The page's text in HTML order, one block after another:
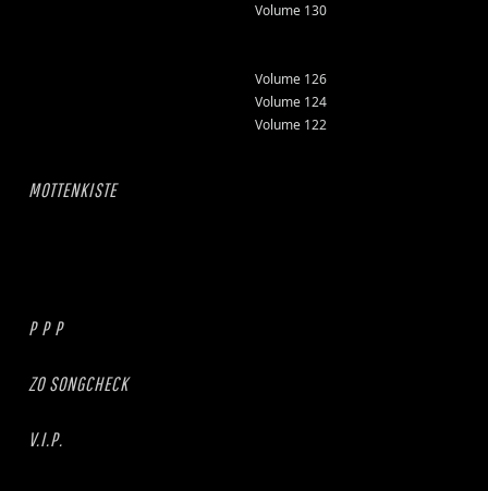
Volume 130
Volume 126
Volume 124
Volume 122
MOTTENKISTE
P P P
ZO SONGCHECK
V.I.P.